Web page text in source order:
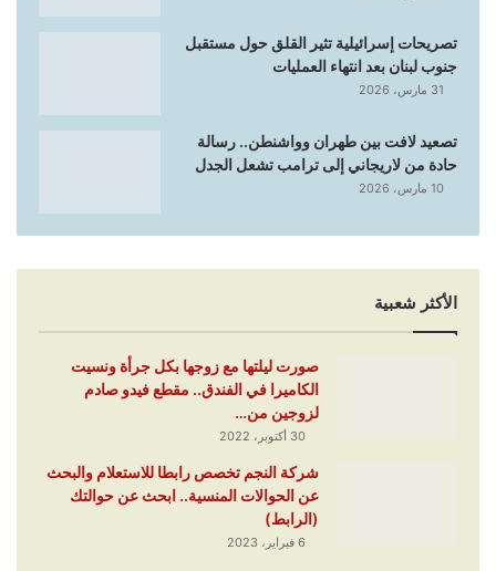
تصريحات إسرائيلية تثير القلق حول مستقبل
جنوب لبنان بعد انتهاء العمليات
31 مارس، 2026
تصعيد لافت بين طهران وواشنطن.. رسالة
حادة من لاريجاني إلى ترامب تشعل الجدل
10 مارس، 2026
الأكثر شعبية
صورت ليلتها مع زوجها بكل جرأة ونسيت
الكاميرا في الفندق.. مقطع فيدو صادم
لزوجين من…
30 أكتوبر، 2022
شركة النجم تخصص رابطا للاستعلام والبحث
عن الحوالات المنسية.. ابحث عن حوالتك
(الرابط)
6 فبراير، 2023